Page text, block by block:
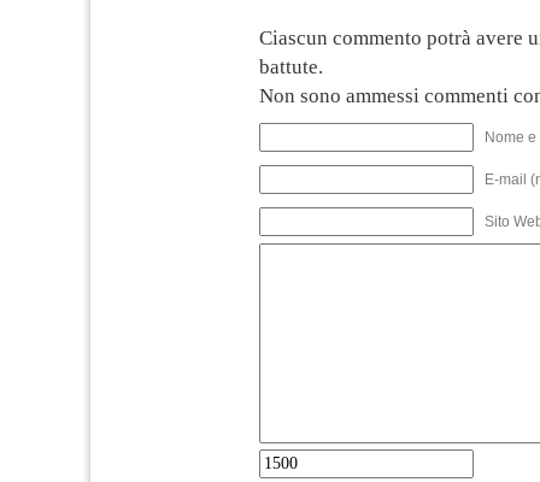
Ciascun commento potrà avere
battute.
Non sono ammessi commenti
Nome
E-mail
Sito